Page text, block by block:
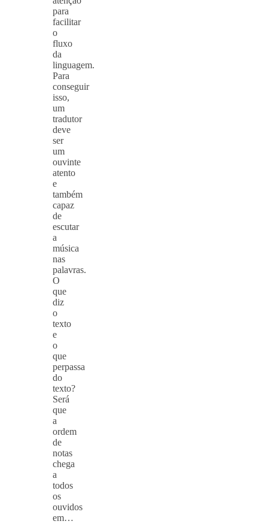
para
facilitar
o
fluxo
da
linguagem.
Para
conseguir
isso,
um
tradutor
deve
ser
um
ouvinte
atento
e
também
capaz
de
escutar
a
música
nas
palavras.
O
que
diz
o
texto
e
o
que
perpassa
do
texto?
Será
que
a
ordem
de
notas
chega
a
todos
os
ouvidos
em…